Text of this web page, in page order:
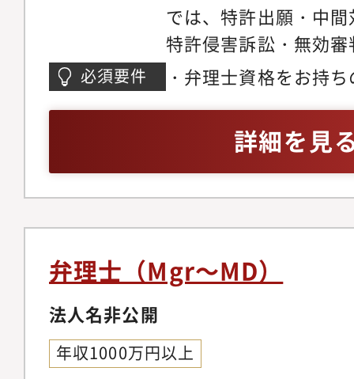
では、特許出願・中
特許侵害訴訟・無効
いただきます。【事
と取引があり、特に
強みを持ちます。・
BUSINESS』内の
トップ10にランクイ
https://
s/default/files/e-
AUG-2022/viewer/
25#page/4・『ASIAN
の「ASIA IP ランキン
必須要件
・弁理士資格をお持
詳細を見
弁理士（Mgr～MD）
法人名非公開
年収1000万円以上